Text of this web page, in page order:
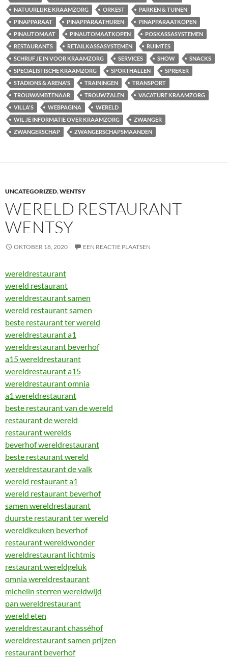
NATUURLIJKE KRAAMZORG
ORKEST
PARKEN & TUINEN
PINAPPARAAT
PINAPPARAATHUREN
PINAPPARAATKOPEN
PINAUTOMAAT
PINAUTOMAATKOPEN
POSKASSASYSTEMEN
RESTAURANTS
RETAILKASSASYSTEMEN
RUIMTES
SCHRIJF JE IN VOOR KRAAMZORG
SERVICES SHOW
SNACKS
SPECIALISTISCHE KRAAMZORG
SPORTHALLEN
SPREKER
STADIONS & ARENA'S
TRAININGEN
TRANSPORT
TROUWAMBTENAAR
TROUWZALEN
VACATURE KRAAMZORG
VILLA'S
WEBPAGINA
WERELD
WIL JE INFORMATIE OVER KRAAMZORG
ZWANGER
ZWANGERSCHAP
ZWANGERSCHAPSMAANDEN
UNCATEGORIZED,WENTSY
WERELD RESTAURANT
WENTSY
OKTOBER 18, 2020 EEN REACTIE PLAATSEN
wereldrestaurant
wereld restaurant
wereldrestaurant samen
wereld restaurant samen
beste restaurant ter wereld
wereldrestaurant a1
wereldrestaurant beverhof
a15 wereldrestaurant
wereldrestaurant a15
wereldrestaurant omnia
a1 wereldrestaurant
beste restaurant van de wereld
restaurant de wereld
restaurant werelds
beverhof wereldrestaurant
beste restaurant wereld
wereldrestaurant de valk
wereld restaurant a1
wereld restaurant beverhof
samen wereldrestaurant
duurste restaurant ter wereld
wereldkeuken beverhof
restaurant wereldwonder
wereldrestaurant lichtmis
restaurant wereldgeluk
omnia wereldrestaurant
michelin sterren wereldwijd
pan wereldrestaurant
wereld eten
wereldrestaurant chasséhof
wereldrestaurant samen prijzen
restaurant beverhof